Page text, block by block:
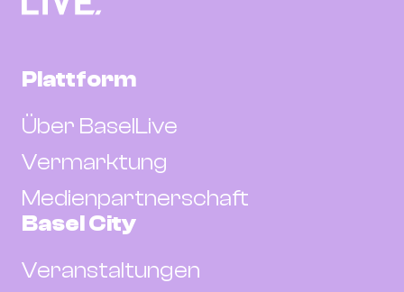
Plattform
Über BaselLive
Vermarktung
Medienpartnerschaft
Basel City
Veranstaltungen